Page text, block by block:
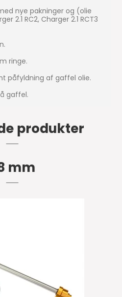
nye pakninger og (olie
2.1 RC2, Charger 2.1 RCT3
ringe.
påfyldning af gaffel olie.
gaffel.
produkter
mm